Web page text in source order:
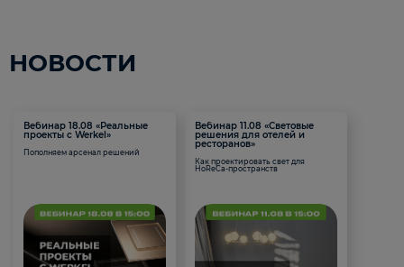
НОВОСТИ
Вебинар 18.08 «Реальные
проекты с Werkel»
Пополняем арсенал решений
Вебинар 11.08 «Световые
решения для отелей и
ресторанов»
Как проектировать свет для
HoReCa-пространств